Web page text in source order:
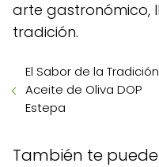
arte gastronómico,
tradición.
El Sabor de la
Aceite de Oliva DOP
Estepa
También te